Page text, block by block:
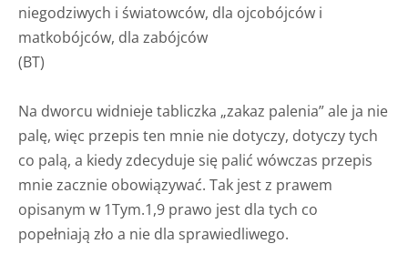
niegodziwych i światowców, dla ojcobójców i
matkobójców, dla zabójców
(BT)
Na dworcu widnieje tabliczka „zakaz palenia” ale ja nie
palę, więc przepis ten mnie nie dotyczy, dotyczy tych
co palą, a kiedy zdecyduje się palić wówczas przepis
mnie zacznie obowiązywać. Tak jest z prawem
opisanym w 1Tym.1,9 prawo jest dla tych co
popełniają zło a nie dla sprawiedliwego.